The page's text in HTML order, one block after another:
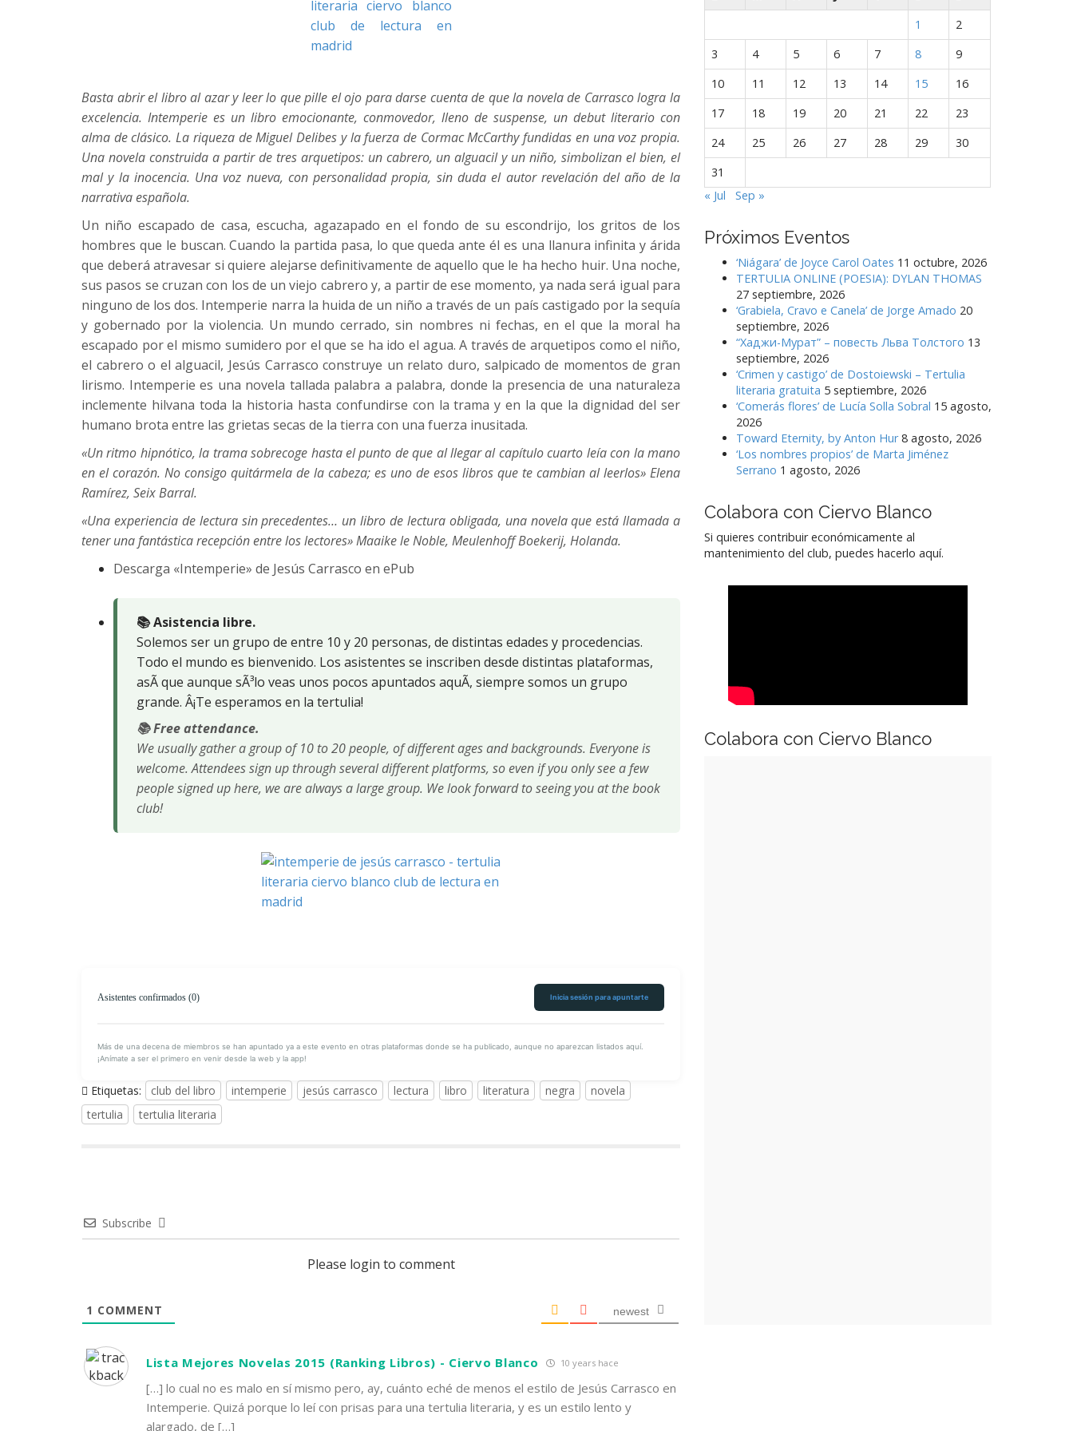
Basta abrir el libro al azar y leer lo que pille el ojo para darse cuenta de que la novela de Carrasco logra la
excelencia. Intemperie es un libro emocionante, conmovedor, lleno de suspense, un debut literario con
alma de clásico. La riqueza de Miguel Delibes y la fuerza de Cormac McCarthy fundidas en una voz propia.
Una novela construida a partir de tres arquetipos: un cabrero, un alguacil y un niño, simbolizan el bien, el
mal y la inocencia. Una voz nueva, con personalidad propia, sin duda el autor revelación del año de la
narrativa española.
Un niño escapado de casa, escucha, agazapado en el fondo de su escondrijo, los gritos de los
hombres que le buscan. Cuando la partida pasa, lo que queda ante él es una llanura infinita y árida
que deberá atravesar si quiere alejarse definitivamente de aquello que le ha hecho huir. Una noche,
sus pasos se cruzan con los de un viejo cabrero y, a partir de ese momento, ya nada será igual para
ninguno de los dos. Intemperie narra la huida de un niño a través de un país castigado por la sequía
y gobernado por la violencia. Un mundo cerrado, sin nombres ni fechas, en el que la moral ha
escapado por el mismo sumidero por el que se ha ido el agua. A través de arquetipos como el niño,
el cabrero o el alguacil, Jesús Carrasco construye un relato duro, salpicado de momentos de gran
lirismo. Intemperie es una novela tallada palabra a palabra, donde la presencia de una naturaleza
inclemente hilvana toda la historia hasta confundirse con la trama y en la que la dignidad del ser
humano brota entre las grietas secas de la tierra con una fuerza inusitada.
«Un ritmo hipnótico, la trama sobrecoge hasta el punto de que al llegar al capítulo cuarto leía con la mano
en el corazón. No consigo quitármela de la cabeza; es uno de esos libros que te cambian al leerlos» Elena
Ramírez, Seix Barral.
«Una experiencia de lectura sin precedentes… un libro de lectura obligada, una novela que está llamada a
tener una fantástica recepción entre los lectores» Maaike le Noble, Meulenhoff Boekerij, Holanda.
Descarga «Intemperie» de Jesús Carrasco en ePub
📚 Asistencia libre.
Solemos ser un grupo de entre 10 y 20 personas, de distintas edades y procedencias.
Todo el mundo es bienvenido. Los asistentes se inscriben desde distintas plataformas,
asÃ­ que aunque sÃ³lo veas unos pocos apuntados aquÃ­, siempre somos un grupo
grande. Â¡Te esperamos en la tertulia!
📚 Free attendance.
We usually gather a group of 10 to 20 people, of different ages and backgrounds. Everyone is
welcome. Attendees sign up through several different platforms, so even if you only see a few
people signed up here, we are always a large group. We look forward to seeing you at the book
club!
Asistentes confirmados (0) Inicia sesión para apuntarte
Más de una decena de miembros se han apuntado ya a este evento en otras plataformas donde se ha publicado, aunque no aparezcan listados aquí.
¡Anímate a ser el primero en venir desde la web y la app!
Etiquetas: club del libro intemperie jesús carrasco lectura libro literatura negra
novela
tertulia
tertulia literaria
Subscribe
Please login to comment
1 COMMENT newest
Lista Mejores Novelas 2015 (Ranking Libros) - Ciervo Blanco 10 years hace
[…] lo cual no es malo en sí mismo pero, ay, cuánto eché de menos el estilo de Jesús Carrasco en
Intemperie. Quizá porque lo leí con prisas para una tertulia literaria, y es un estilo lento y
alargado, de […]
1
2
3
4 5 6 7 8
9
10
11 12 13 14 15
16
17
18 19 20 21 22
23
24
25 26 27 28 29
30
31
« Jul
Sep »
Próximos Eventos
‘Niágara’ de Joyce Carol Oates 11 octubre, 2026
TERTULIA ONLINE (POESIA): DYLAN THOMAS
27 septiembre, 2026
‘Grabiela, Cravo e Canela’ de Jorge Amado 20
septiembre, 2026
“Хаджи-Мурат” – повесть Льва Толстого 13
septiembre, 2026
‘Crimen y castigo’ de Dostoiewski – Tertulia
literaria gratuita 5 septiembre, 2026
‘Comerás flores’ de Lucía Solla Sobral 15 agosto,
2026
Toward Eternity, by Anton Hur 8 agosto, 2026
‘Los nombres propios’ de Marta Jiménez
Serrano 1 agosto, 2026
Colabora con Ciervo Blanco
Si quieres contribuir económicamente al
mantenimiento del club, puedes hacerlo aquí.
Colabora con Ciervo Blanco